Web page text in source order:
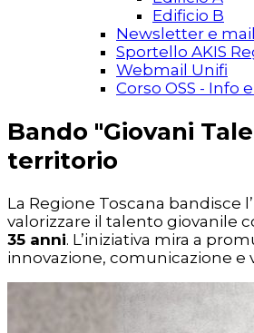
Edificio B
Newsletter e
Sportello AKIS
Webmail Unifi
Corso OSS - Info
Bando "Giovani
territorio
La Regione Toscana bandisce
valorizzare il talento giovanile
35 anni. L’iniziativa mira a
innovazione, comunicazione e